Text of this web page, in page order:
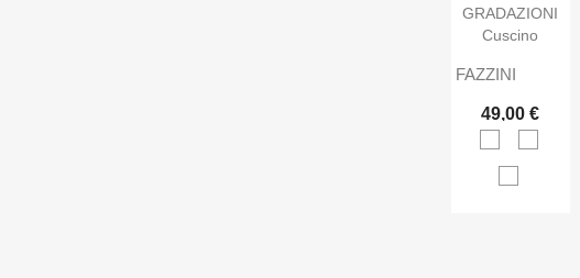
GRADAZIONI
Cuscino
FAZZINI
49,00 €